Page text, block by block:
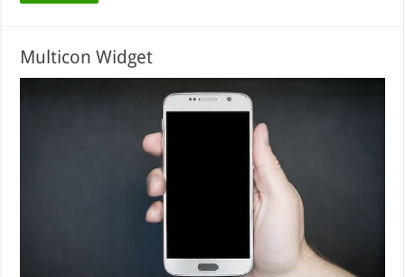
Multicon Widget